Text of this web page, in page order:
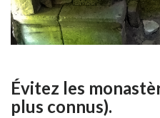
Évitez les
plus connus).